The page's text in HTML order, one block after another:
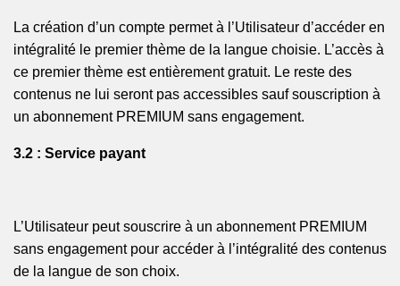
La création d’un compte permet à l’Utilisateur d’accéder en
intégralité le premier thème de la langue choisie. L’accès à
ce premier thème est entièrement gratuit. Le reste des
contenus ne lui seront pas accessibles sauf souscription à
un abonnement PREMIUM sans engagement.
3.2 : Service payant
L’Utilisateur peut souscrire à un abonnement PREMIUM
sans engagement pour accéder à l’intégralité des contenus
de la langue de son choix.